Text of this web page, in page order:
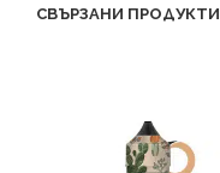
СВЪРЗАНИ ПРОДУКТИ